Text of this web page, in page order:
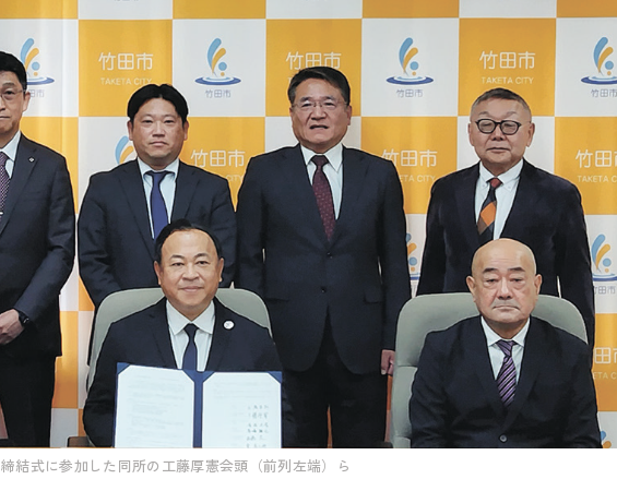
締結式に参加した同所の工藤厚憲会頭（前列左端）ら